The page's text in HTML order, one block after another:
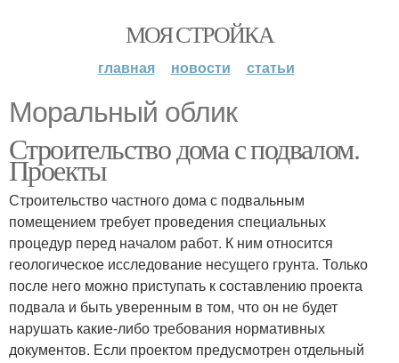
МОЯ СТРОЙКА
главная новости статьи
Моральный облик
Строительство дома с подвалом.
Проекты
Строительство частного дома с подвальным
помещением требует проведения специальных
процедур перед началом работ. К ним относится
геологическое исследование несущего грунта. Только
после него можно приступать к составлению проекта
подвала и быть уверенным в том, что он не будет
нарушать какие-либо требования нормативных
документов. Если проектом предусмотрен отдельный